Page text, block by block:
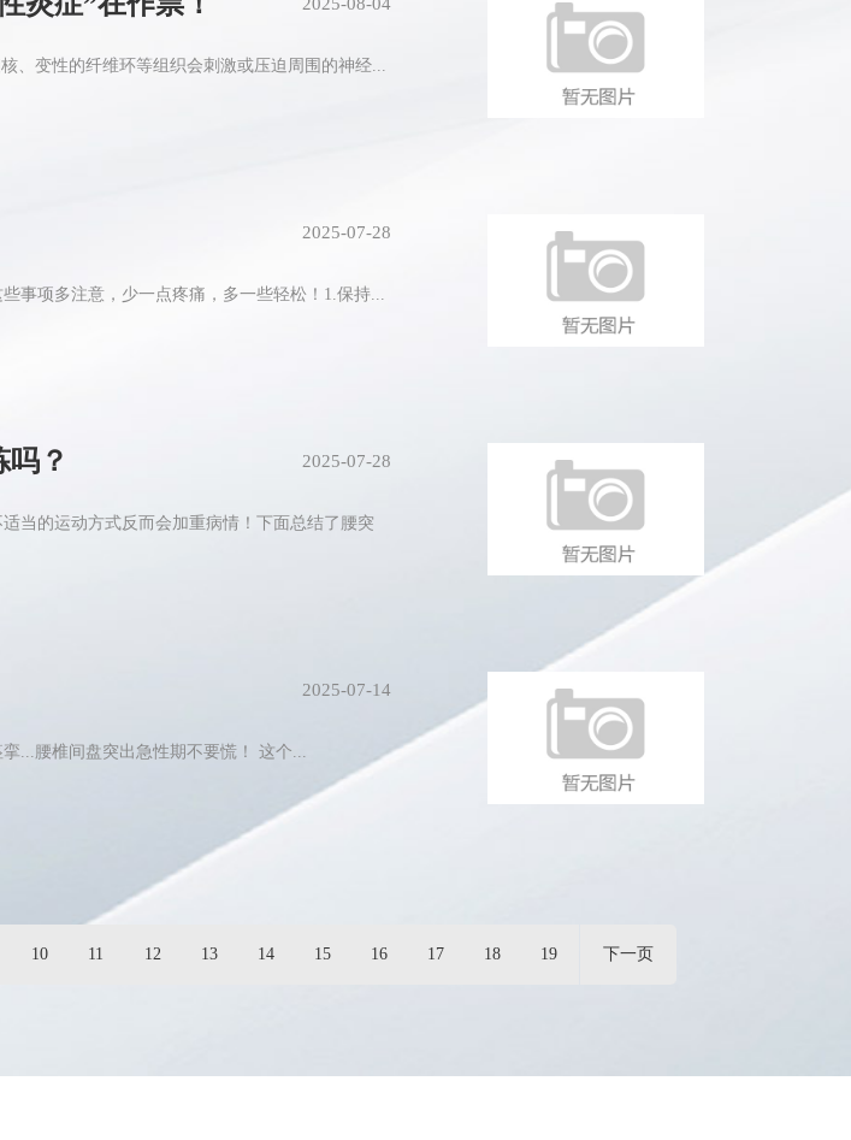
2025-08-04
、变性的纤维环等组织会刺激或压迫周围的神经...
2025-07-28
事项多注意，少一点疼痛，多一些轻松！1.保持...
？ 2025-07-28
当的运动方式反而会加重病情！下面总结了腰突
2025-07-14
...腰椎间盘突出急性期不要慌！ 这个...
10 11 12 13 14 15 16 17 18 19 下一页